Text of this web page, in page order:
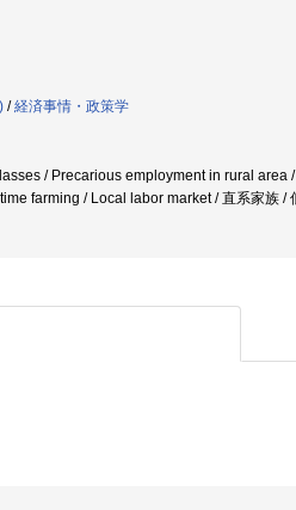
/経済事情・政策学
/ Precarious employment in rural
farming / Local labor market / 直系家族 /